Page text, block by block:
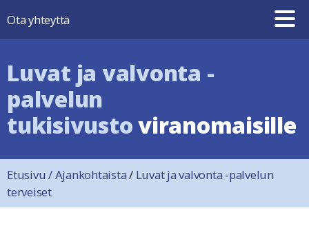
Ota yhteyttä
Luvat ja valvonta -
palvelun
tukisivustoviranomaisille
Etusivu /Ajankohtaista/ Luvat ja valvonta -palvelun
terveiset